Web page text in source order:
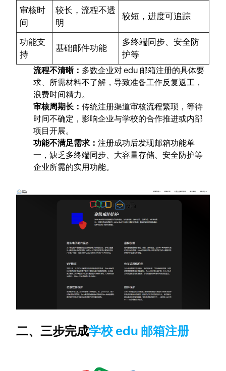
审核时
间
较长，流程不透
明
较短，进度可追踪
功能支
持
基础邮件功能
多终端同步、安全防
护等
流程不清晰： 多数企业对 edu 邮箱注册的具体要
求、所需材料不了解，导致准备工作反复返工，
浪费时间精力。
审核周期长：传统注册渠道审核流程繁琐，等待
时间不确定，影响企业与学校的合作推进或内部
项目开展。
功能不满足需求：注册成功后发现邮箱功能单
一，缺乏多终端同步、大容量存储、安全防护等
企业所需的实用功能。
二、三步完成学校 edu 邮箱注册